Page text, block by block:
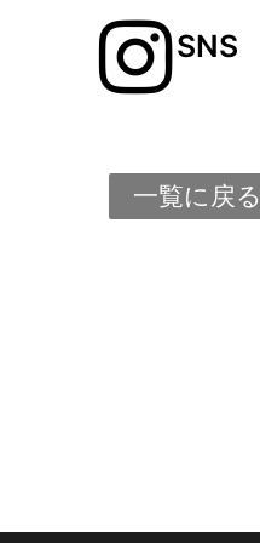
SNS
一覧に戻る